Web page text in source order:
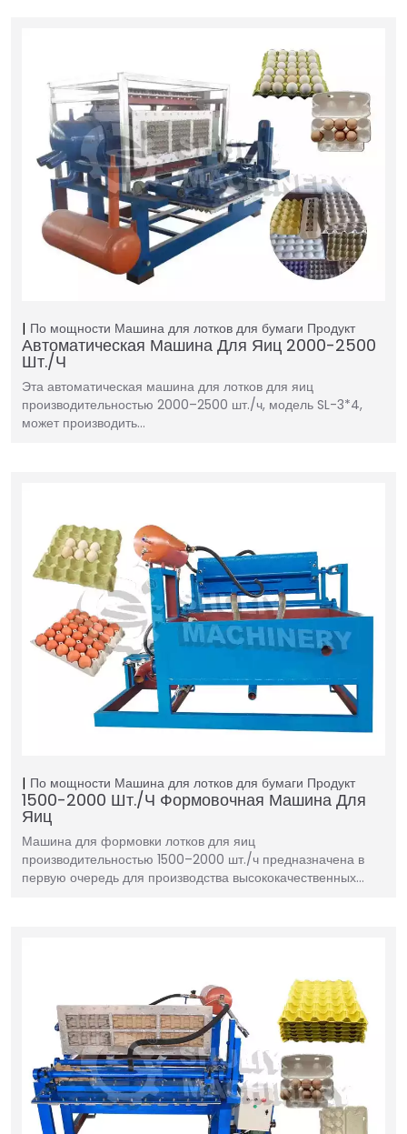
По мощности Машина для лотков для бумаги Продукт
Автоматическая Машина Для Яиц 2000-2500
Шт./ч
Эта автоматическая машина для лотков для яиц
производительностью 2000–2500 шт./ч, модель SL-3*4,
может производить…
По мощности Машина для лотков для бумаги Продукт
1500-2000 Шт./ч Формовочная Машина Для
Яиц
Машина для формовки лотков для яиц
производительностью 1500–2000 шт./ч предназначена в
первую очередь для производства высококачественных…